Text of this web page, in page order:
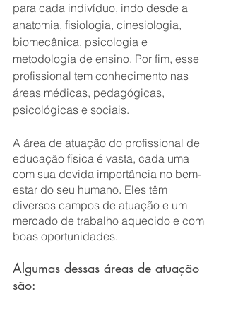
para cada indivíduo, indo desde a
anatomia, fisiologia, cinesiologia,
biomecânica, psicologia e
metodologia de ensino. Por fim, esse
profissional tem conhecimento nas
áreas médicas, pedagógicas,
psicológicas e sociais.
A área de atuação do profissional de
educação física é vasta, cada uma
com sua devida importância no bem-
estar do seu humano. Eles têm
diversos campos de atuação e um
mercado de trabalho aquecido e com
boas oportunidades.
Algumas dessas áreas de atuação
são: